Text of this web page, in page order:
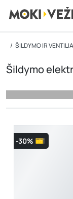
ŠILDYMO IR
Šildymo
-30%